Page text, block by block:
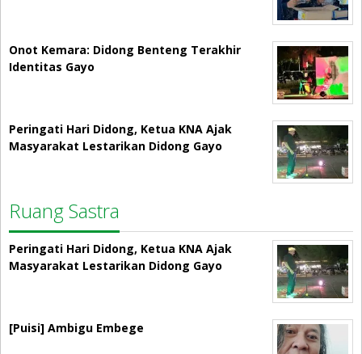
Onot Kemara: Didong Benteng Terakhir
Identitas Gayo
Peringati Hari Didong, Ketua KNA Ajak
Masyarakat Lestarikan Didong Gayo
Ruang Sastra
Peringati Hari Didong, Ketua KNA Ajak
Masyarakat Lestarikan Didong Gayo
[Puisi] Ambigu Embege